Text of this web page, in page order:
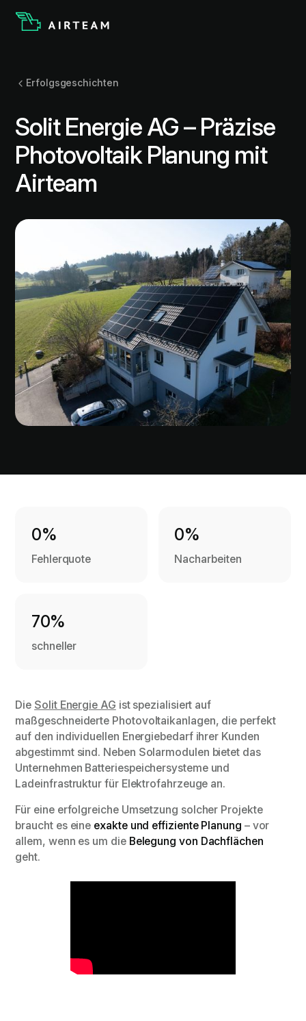
Erfolgsgeschichten
Solit Energie AG – Präzise
Photovoltaik Planung mit
Airteam
0%
Fehlerquote
0%
Nacharbeiten
70%
schneller
Die Solit Energie AG ist spezialisiert auf
maßgeschneiderte Photovoltaikanlagen, die perfekt
auf den individuellen Energiebedarf ihrer Kunden
abgestimmt sind. Neben Solarmodulen bietet das
Unternehmen Batteriespeichersysteme und
Ladeinfrastruktur für Elektrofahrzeuge an.
Für eine erfolgreiche Umsetzung solcher Projekte
braucht es eine exakte und effiziente Planung – vor
allem, wenn es um die Belegung von Dachflächen
geht.